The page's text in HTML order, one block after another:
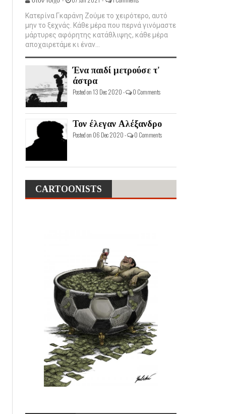
Κατερίνα Γκαράνη Ζούμε το χειρότερο, αυτό
μην το ξεχνάς. Κάθε μέρα που περνά γινόμαστε
μάρτυρες αφόρητης κατάθλιψης, κάθε μέρα
αποχαιρετάμε κι έναν...
Ένα παιδί μετρούσε τ'
άστρα
Posted on 13 Dec 2020 - 0 Comments
Τον έλεγαν Αλέξανδρο
Posted on 06 Dec 2020 - 0 Comments
CARTOONISTS